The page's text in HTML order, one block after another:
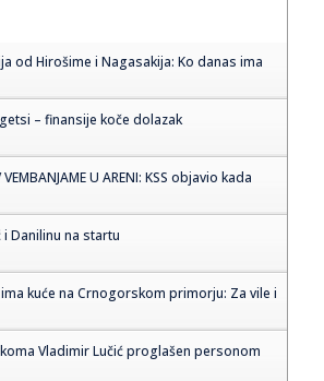
od Hirošime i Nagasakija: Ko danas ima
– finansije koče dolazak
VEMBANJAME U ARENI: KSS objavio kada
i Danilinu na startu
kuće na Crnogorskom primorju: Za vile i
Vladimir Lučić proglašen personom